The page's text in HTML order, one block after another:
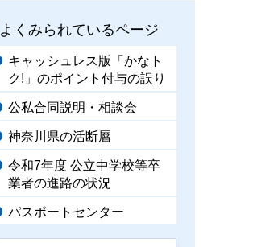
よくみられているページ
キャッシュレス版「かなト
ク!」のポイント付与の誤り
公私合同説明・相談会
神奈川県の活断層
令和7年度 公立中学校等卒
業者の進路の状況
パスポートセンター